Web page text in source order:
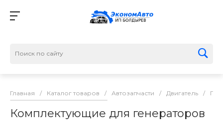
Главная / Каталог товаров / Автозапчасти / Двигатель /
Комплектующие для генераторов